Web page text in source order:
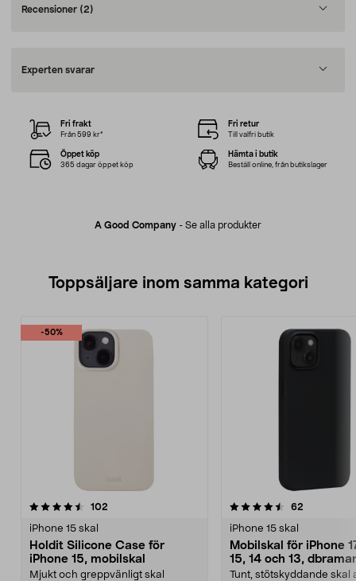
Recensioner (2)
Experten svarar
A Good Company - Se alla produkter
Fri frakt
Från 599 kr*
Fri retur
Till valfri butik
Öppet köp
365 dagar öppet köp
Hämta i butik
Beställ online, från butikslager
Toppsäljare inom samma kategori
-50%
102
iPhone 15 skal
Holdit Silicone Case för
iPhone 15, mobilskal
Mjukt och greppvänligt skal
4.5 av 5 stjärnor 62
iPhone 15 skal
Mobilskal för iPhone
15, 14 och 13,
Greenland
Tunt, stötskyddande skal
4.5 av 5 stjärnor